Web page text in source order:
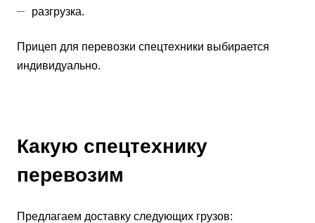
разгрузка.
Прицеп для перевозки спецтехники выбирается
индивидуально.
Какую спецтехнику
перевозим
Предлагаем доставку следующих грузов: